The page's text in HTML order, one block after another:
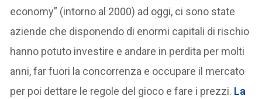
economy” (intorno al 2000) ad oggi, ci sono state
aziende che disponendo di enormi capitali di rischio
hanno potuto investire e andare in perdita per molti
anni, far fuori la concorrenza e occupare il mercato
per poi dettare le regole del gioco e fare i prezzi. La